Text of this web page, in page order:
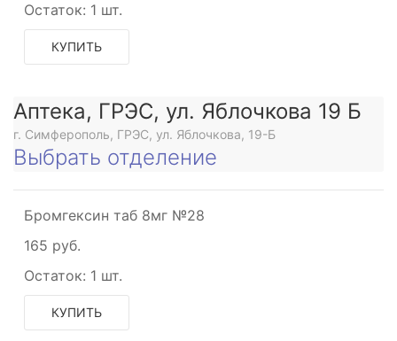
Остаток: 1 шт.
КУПИТЬ
Аптека, ГРЭС, ул. Яблочкова 19 Б
г. Симферополь, ГРЭС, ул. Яблочкова, 19-Б
Выбрать отделение
Бромгексин таб 8мг №28
165 руб.
Остаток: 1 шт.
КУПИТЬ